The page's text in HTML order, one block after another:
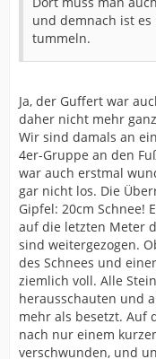
und demnach ist
tummeln.
Ja, der Guffert war
daher nicht mehr
Wir sind damals an
4er-Gruppe an den
war auch erstmal
gar nicht los. Die
Gipfel: 20cm Schnee!
auf die letzten Meter
sind weitergezogen.
des Schnees und
ziemlich voll. Alle
herausschauten und
mehr als besetzt. Auf
nach nur einem
verschwunden, und